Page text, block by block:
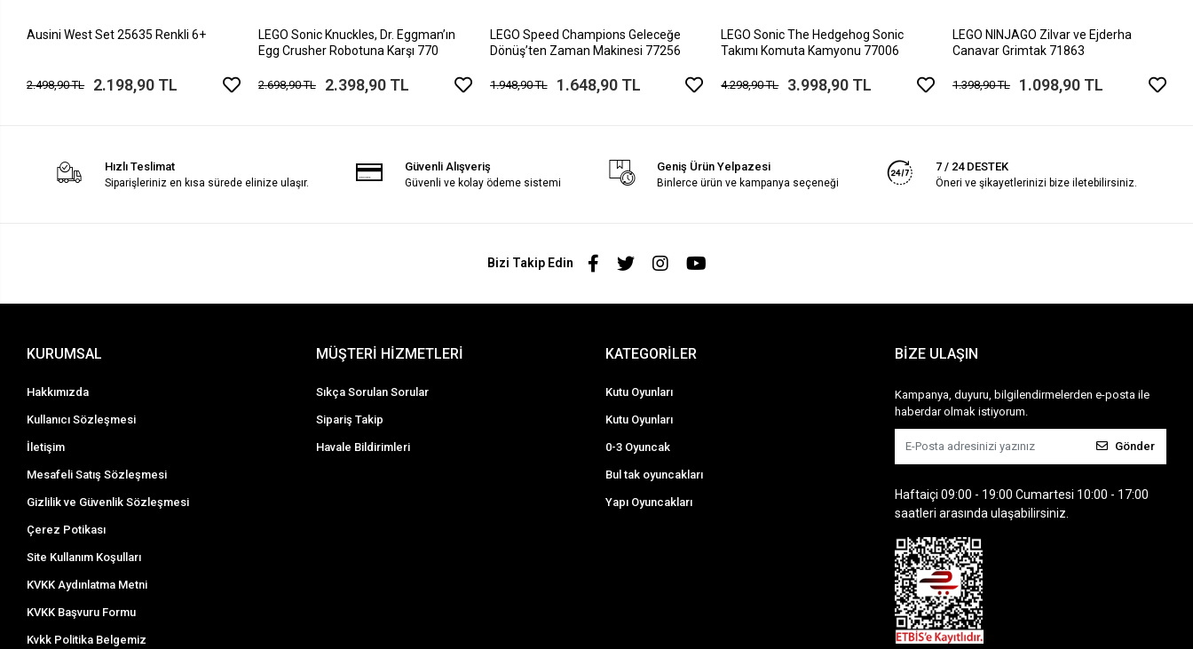
Ausini West Set 25635 Renkli 6+
2.498,90 TL 2.198,90 TL
LEGO Sonic Knuckles, Dr. Eggman’ın
Egg Crusher Robotuna Karşı 770
2.698,90 TL 2.398,90 TL
LEGO Speed Champions Geleceğe
Dönüş’ten Zaman Makinesi 77256
1.948,90 TL 1.648,90 TL
LEGO Sonic The Hedgehog Sonic
Takımı Komuta Kamyonu 77006
4.298,90 TL 3.998,90 TL
LEGO NINJAGO Zilvar ve Ejderha
Canavar Grimtak 71863
1.398,90 TL 1.098,90 TL
Hızlı Teslimat
Siparişleriniz en kısa sürede elinize ulaşır.
Güvenli Alışveriş
Güvenli ve kolay ödeme sistemi
Geniş Ürün Yelpazesi
Binlerce ürün ve kampanya seçeneği
7 / 24 DESTEK
Öneri ve şikayetlerinizi bize iletebilirsiniz.
Bizi Takip Edin
KURUMSAL
Hakkımızda
Kullanıcı Sözleşmesi
İletişim
Mesafeli Satış Sözleşmesi
Gizlilik ve Güvenlik Sözleşmesi
Çerez Potikası
Site Kullanım Koşulları
KVKK Aydınlatma Metni
KVKK Başvuru Formu
Kvkk Politika Belgemiz
MÜŞTERİ HİZMETLERİ
Sıkça Sorulan Sorular
Sipariş Takip
Havale Bildirimleri
KATEGORİLER
Kutu Oyunları
Kutu Oyunları
0-3 Oyuncak
Bul tak oyuncakları
Yapı Oyuncakları
BİZE ULAŞIN
Kampanya, duyuru, bilgilendirmelerden e-posta ile
haberdar olmak istiyorum.
Gönder
Haftaiçi 09:00 - 19:00 Cumartesi 10:00 - 17:00
saatleri arasında ulaşabilirsiniz.